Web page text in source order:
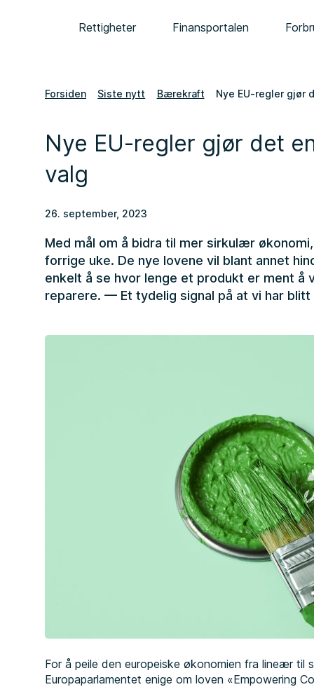
Rettigheter Finansportalen
Forsiden Siste nytt Bærekraft Nye EU-regler gjør
Nye EU-regler gjør det
valg
26. september, 2023
Med mål om å bidra til mer sirkulær
forrige uke. De nye lovene vil blant annet
enkelt å se hvor lenge et produkt er ment å
reparere. — Et tydelig signal på at vi har
For å peile den europeiske økonomien fra lineær til
Europaparlamentet enige om loven «Empowering